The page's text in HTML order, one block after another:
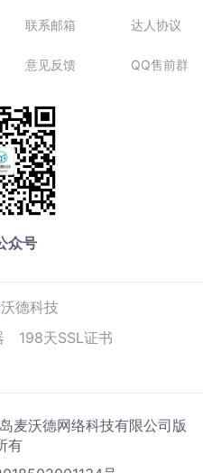
联系邮箱
意见反馈
达人协议
QQ售前群
众号
德科技
198天SSL证书
沃德网络科技有限公司版
有